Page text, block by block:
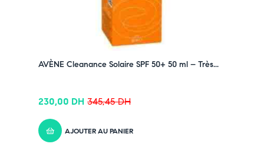
AVÈNE Cleanance Solaire SPF 50+ 50 ml – Très...
345,45DH
230,00 DH
AJOUTER AU PANIER